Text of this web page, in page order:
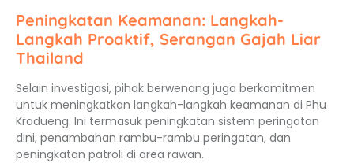
Peningkatan Keamanan: Langkah-
Langkah Proaktif, Serangan Gajah Liar
Thailand
Selain investigasi, pihak berwenang juga berkomitmen
untuk meningkatkan langkah-langkah keamanan di Phu
Kradueng. Ini termasuk peningkatan sistem peringatan
dini, penambahan rambu-rambu peringatan, dan
peningkatan patroli di area rawan.